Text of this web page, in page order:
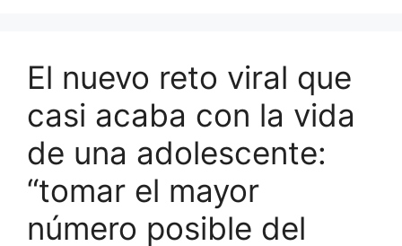
El nuevo reto viral que
casi acaba con la vida
de una adolescente:
“tomar el mayor
número posible del